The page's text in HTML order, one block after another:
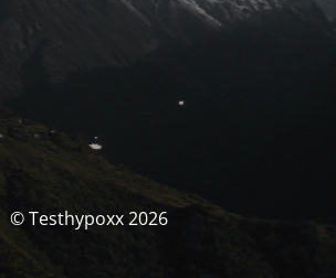
© Testhypoxx 2026